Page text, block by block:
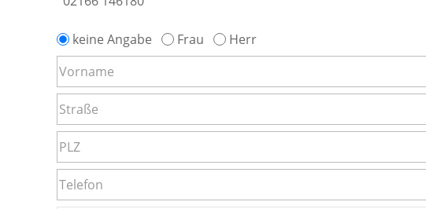
keine Angabe Frau Herr